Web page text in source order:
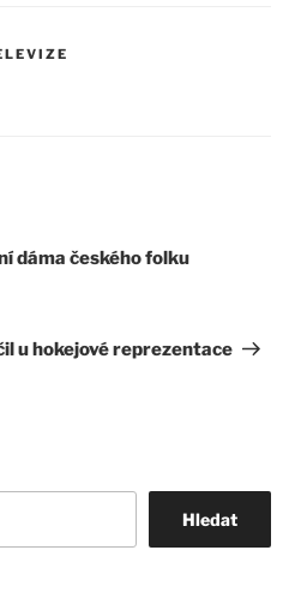
dáma českého folku
u hokejové reprezentace
Hledat